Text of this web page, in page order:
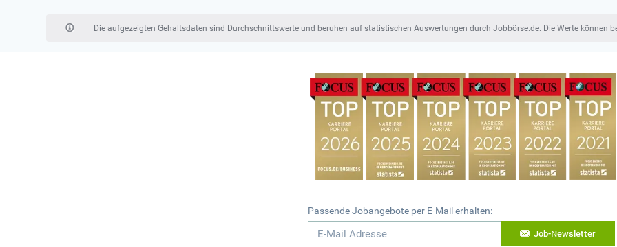
Die aufgezeigten Gehaltsdaten sind Durchschnittswerte und beruhen auf statistischen Auswertungen durch Jobbörse.de. Die Werte können
Passende Jobangebote per E-Mail erhalten:
Job-Newsletter